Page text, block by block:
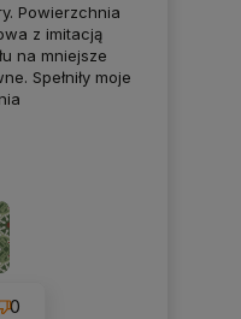
Powierzchnia
z imitacją
na mniejsze
Spełniły moje
0